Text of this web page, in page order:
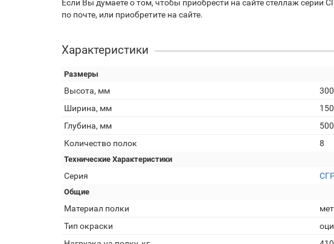
Если Вы думаете о том, чтобы приобрести на сайте стеллаж серии
по почте, или приобретите на сайте.
Характеристики
Размеры
Высота, мм
Ширина, мм
Глубина, мм
500
Количество полок
8
Технические Характеристики
Серия
Общие
Материал полки
Тип окраски